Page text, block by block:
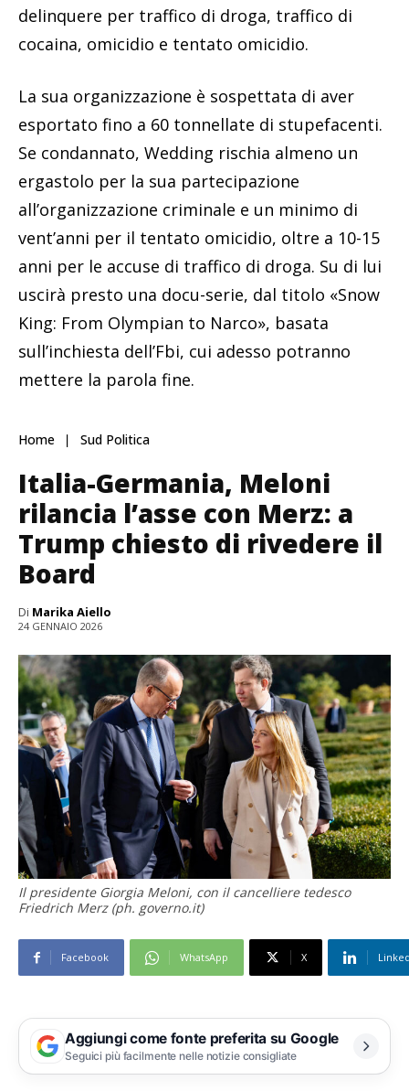
delinquere per traffico di droga, traffico di
cocaina, omicidio e tentato omicidio.
La sua organizzazione è sospettata di aver
esportato fino a 60 tonnellate di stupefacenti.
Se condannato, Wedding rischia almeno un
ergastolo per la sua partecipazione
all’organizzazione criminale e un minimo di
vent’anni per il tentato omicidio, oltre a 10-15
anni per le accuse di traffico di droga. Su di lui
uscirà presto una docu-serie, dal titolo «Snow
King: From Olympian to Narco», basata
sull’inchiesta dell’Fbi, cui adesso potranno
mettere la parola fine.
Home Sud Politica
Italia-Germania, Meloni
rilancia l’asse con Merz: a
Trump chiesto di rivedere il
Board
Di Marika Aiello
24 GENNAIO 2026
Il presidente Giorgia Meloni, con il cancelliere tedesco
Friedrich Merz (ph. governo.it)
Facebook WhatsApp X
Aggiungi come fonte preferita su Google
Seguici più facilmente nelle notizie consigliate